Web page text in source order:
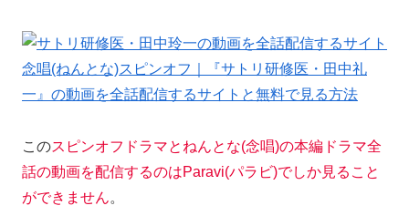
念唱(ねんとな)スピンオフ｜『サトリ研修医・田中礼
一』の動画を全話配信するサイトと無料で見る方法
このスピンオフドラマとねんとな(念唱)の本編ドラマ全
話の動画を配信するのはParavi(パラビ)でしか見ること
ができません。